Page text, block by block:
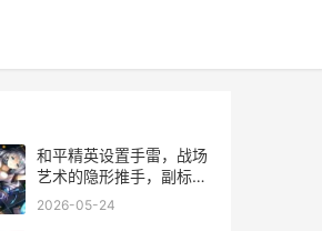
和平精英设置手雷，战场
艺术的隐形推手，副标
题，投掷物背后的战术思
2026-05-24